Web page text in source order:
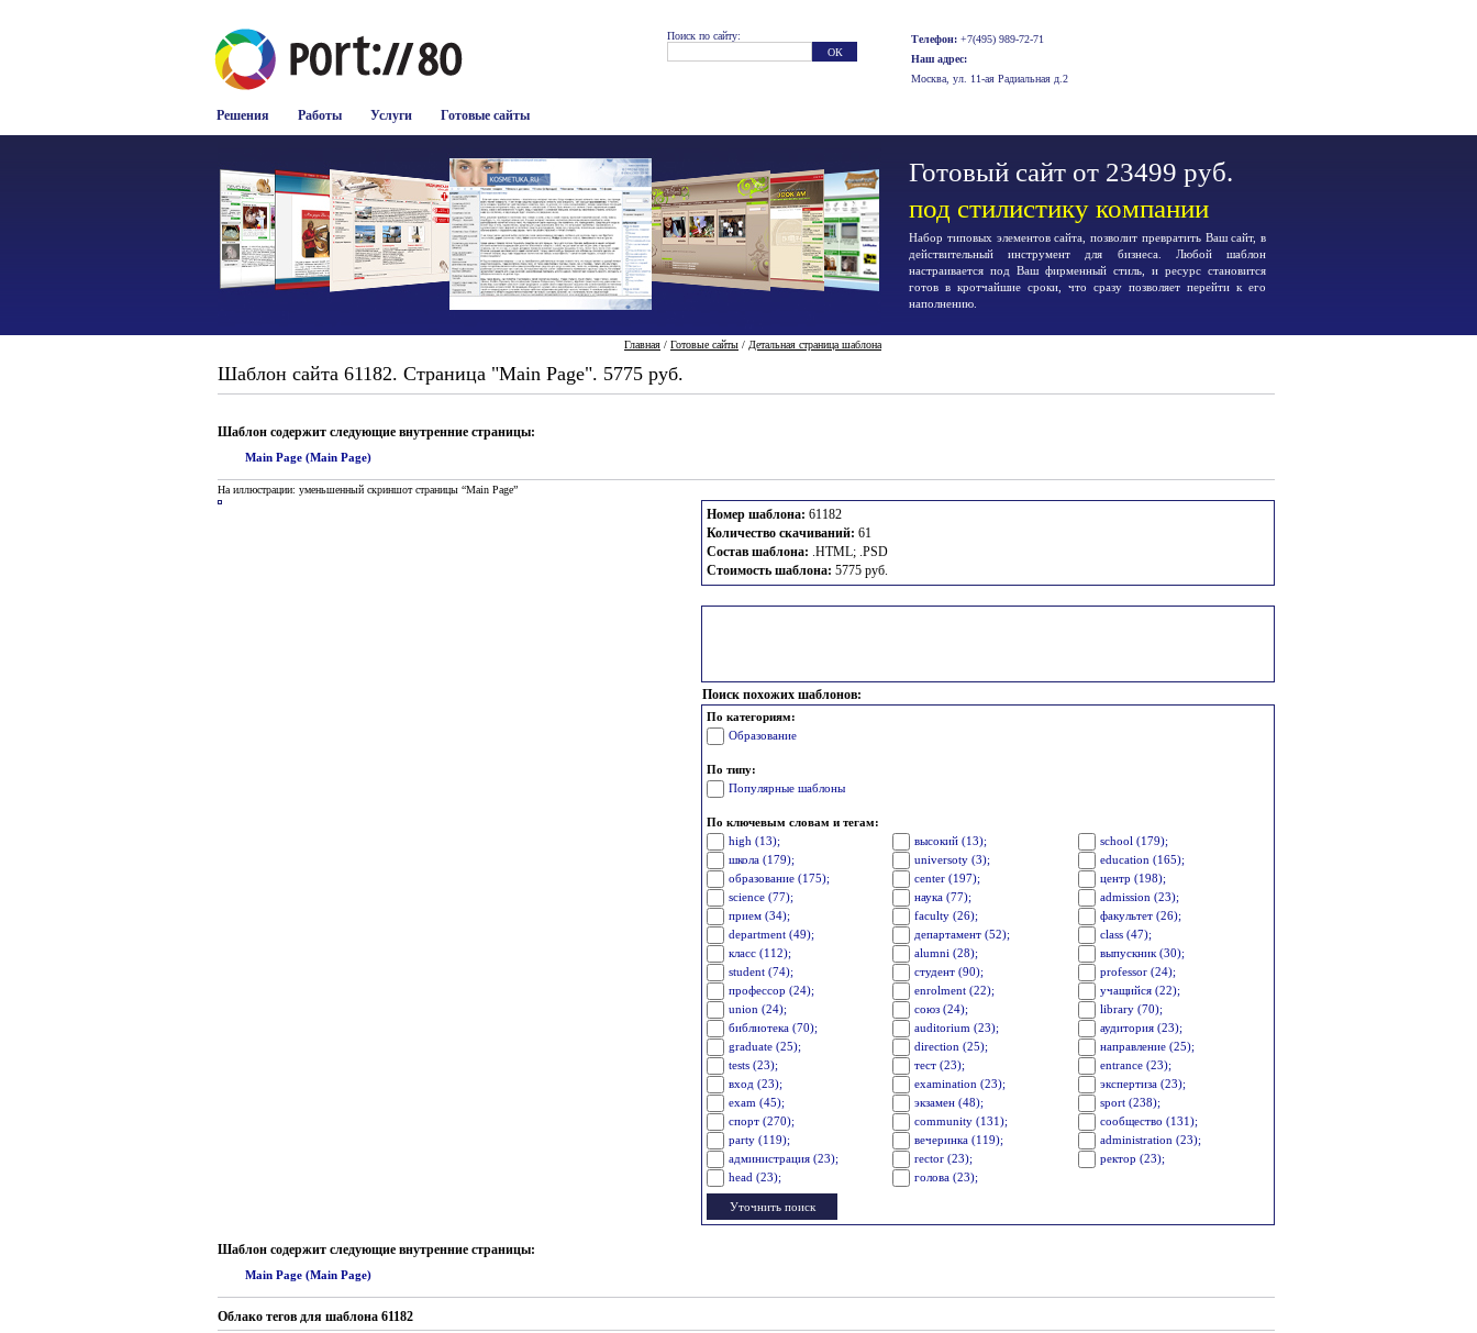
Решения Работы Услуги Готовые сайты
Поиск по сайту: Телефон: +7(495) 989-72-71
Наш адрес:
Москва, ул. 11-ая Радиальная д.2
Готовый сайт от 23499 руб.
под стилистику компании
Набор типовых элементов сайта, позволит превратить Ваш сайт, в
действительный инструмент для бизнеса. Любой шаблон
настраивается под Ваш фирменный стиль, и ресурс становится
готов в кротчайшие сроки, что сразу позволяет перейти к его
наполнению.
Главная / Готовые сайты / Детальная страница шаблона
Шаблон сайта 61182. Страница "Main Page". 5775 руб.
Шаблон содержит следующие внутренние страницы:
Main Page (Main Page)
На иллюстрации: уменьшенный скриншот страницы “Main Page”
Номер шаблона: 61182
Количество скачиваний: 61
Состав шаблона: .HTML; .PSD
Стоимость шаблона: 5775 руб.
Поиск похожих шаблонов:
По категориям:
Образование
По типу:
Популярные шаблоны
По ключевым словам и тегам:
high (13);
высокий (13);
school (179);
школа (179);
universoty (3);
education (165);
образование (175);
center (197);
центр (198);
science (77);
наука (77);
admission (23);
прием (34);
faculty (26);
факультет (26);
department (49);
департамент (52);
class (47);
класс (112);
alumni (28);
выпускник (30);
student (74);
студент (90);
professor (24);
профессор (24);
enrolment (22);
учащийся (22);
union (24);
союз (24);
library (70);
библиотека (70);
auditorium (23);
аудитория (23);
graduate (25);
direction (25);
направление (25);
tests (23);
тест (23);
entrance (23);
вход (23);
examination (23);
экспертиза (23);
exam (45);
экзамен (48);
sport (238);
спорт (270);
community (131);
сообщество (131);
party (119);
вечеринка (119);
administration (23);
администрация (23);
rector (23);
ректор (23);
head (23);
голова (23);
Шаблон содержит следующие внутренние страницы:
Main Page (Main Page)
Облако тегов для шаблона 61182